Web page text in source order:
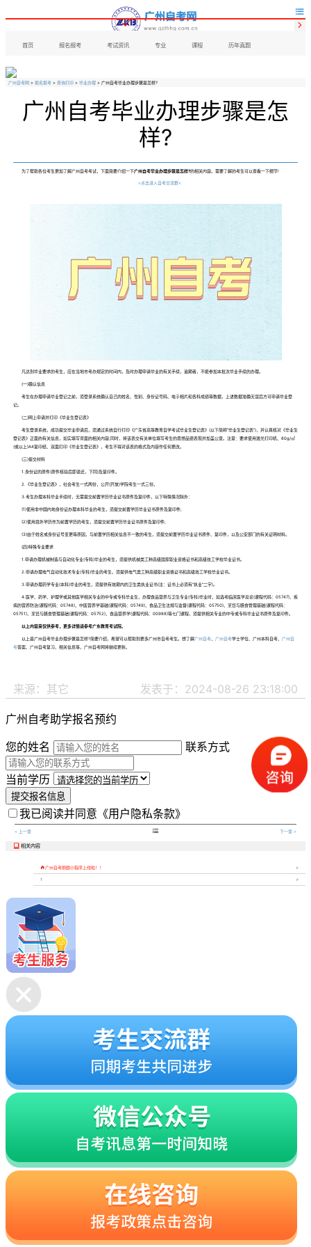

首页 报名报考 考试资讯 专业 课程 历年真题

广州自考网 > 报名报考 > 查询打印 > 毕业办理 > 广州自考毕业办理步骤是怎样?
广州自考毕业办理步骤是怎
样?
为了帮助各位考生更加了解广州自考考试，下面简要介绍一下广州自考毕业办理步骤是怎样?的相关内容。需要了解的考生可以查看一下细节!
>点击进入自考交流群<
凡达到毕业要求的考生，应在当地市考办规定的时间内，及时办理申请毕业的有关手续，逾期者，不能参加本批次毕业手续的办理。
(一)确认信息
考生在办理申请毕业登记之前，须登录系统确认自己的姓名、性别、身份证号码、电子相片和各科成绩等数据，上述数据准确无误后方可申请毕业登
记。
(二)网上申请并打印《毕业生登记表》
考生登录系统，成功提交毕业申请后，须通过系统自行打印《广东省高等教育自学考试毕业生登记表》(以下简称“毕业生登记表”)，并认真核对《毕业生
登记表》正面的有关信息，如实填写背面的相关内容;同时，将该表交有关单位填写考生的思想品德表现并加盖公章。注意：要求使用激光打印机、80g/㎡
(或以上)A4复印纸、双面打印《毕业生登记表》，考生不得对该表的格式及内容作任何更改。
(三)提交材料
1.身份证的原件(原件核验后即退还，下同)及复印件。
2.《毕业生登记表》，社会考生一式两份，公开(开放)学院考生一式三份。
3.考生办理本科毕业手续时，无需提交前置学历毕业证书原件及复印件，以下特殊情况除外：
(1)使用非中国内地身份证办理本科毕业的考生，须提交前置学历毕业证书原件及复印件;
(2)使用境外学历作为前置学历的考生，须提交前置学历毕业证书原件及复印件;
(3)由于姓名或身份证号变更等原因，与前置学历相关信息不一致的考生，须提交前置学历毕业证书原件、复印件，以及公安部门的有关证明材料。
(四)特殊专业要求
1.申请办理机械制造与自动化专业(专科)毕业的考生，须提供机械类工种高级国家职业资格证书和高级技工学校毕业证书。
2.申请办理电气自动化技术专业(专科)毕业的考生，须提供电气类工种高级职业资格证书和高级技工学校毕业证书。
3.申请办理药学专业(本科)毕业的考生，须提供有效期内的卫生类执业证书(注：证书上必须有“执业”二字)。
4.医学、药学、护理学或其他医学相关专业的中专或专科毕业生，办理食品营养与卫生专业(专科)毕业时，如选考临床医学总论(课程代码：05747)、疾
病的营养防治(课程代码：05748)、中医营养学基础(课程代码：05749)、食品卫生法规与监督(课程代码：05750)、烹饪与膳食管理基础(课程代码：
05751)、烹饪与膳食管理基础(课程代码：05752)、食品营养学(课程代码：00988)等七门课程，须提供相关专业的中专或专科毕业证书原件及复印件。
以上内容来仅供参考，更多详情请参考广东教育考试院。
以上是广州自考毕业办理步骤是怎样?简要介绍，希望可以帮助到更多广州市自考考生。想了解广州自考、 广州自考学士学位、广州本科自考、 广州自
考答案、广州自考复习、相关信息等，广州自考网将继续更新。
来源：其它 发表于：2024-08-26 23:18:00
广州自考助学报名预约
您的姓名
联系方式
当前学历
提交报名信息
我已阅读并同意 《用户隐私条款》
< 上一章  下一章 >
 相关内容
广州自考刷题小程序上线啦！！
1